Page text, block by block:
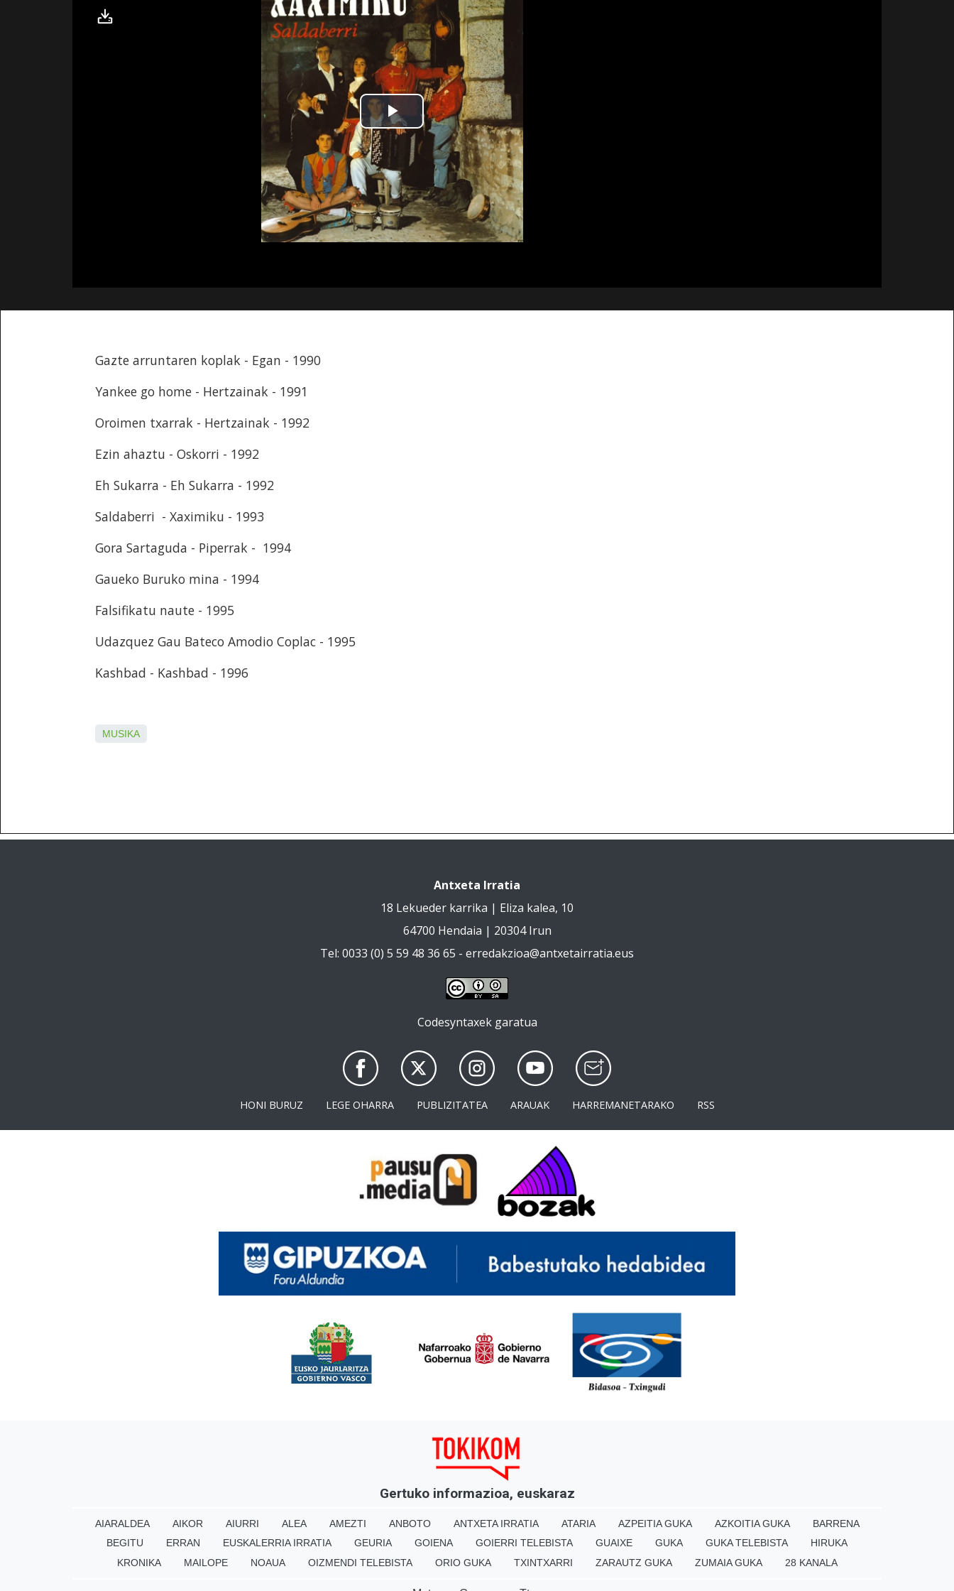
Gazte arruntaren koplak - Egan - 1990
Yankee go home - Hertzainak - 1991
Oroimen txarrak - Hertzainak - 1992
Ezin ahaztu - Oskorri - 1992
Eh Sukarra - Eh Sukarra - 1992
Saldaberri - Xaximiku - 1993
Gora Sartaguda - Piperrak - 1994
Gaueko Buruko mina - 1994
Falsifikatu naute - 1995
Udazquez Gau Bateco Amodio Coplac - 1995
Kashbad - Kashbad - 1996
MUSIKA
Antxeta Irratia
18 Lekueder karrika | Eliza kalea, 10
64700 Hendaia | 20304 Irun
Tel: 0033 (0) 5 59 48 36 65 - erredakzioa@antxetairratia.eus
Codesyntaxek garatua
HONI BURUZ LEGE OHARRA PUBLIZITATEA ARAUAK HARREMANETARAKO RSS
Gertuko informazioa, euskaraz
AIARALDEA AIKOR AIURRI ALEA AMEZTI ANBOTO ANTXETA IRRATIA ATARIA AZPEITIA GUKA AZKOITIA GUKA
BARRENA
BEGITU
ERRAN EUSKALERRIA IRRATIA GEURIA GOIENA GOIERRI TELEBISTA GUAIXE GUKA GUKA TELEBISTA
HIRUKA
KRONIKA
MAILOPE NOAUA OIZMENDI TELEBISTA ORIO GUKA TXINTXARRI ZARAUTZ GUKA ZUMAIA GUKA 28 KANALA